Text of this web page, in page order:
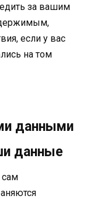
за вашим
если у вас
на том
данными
данные
сам